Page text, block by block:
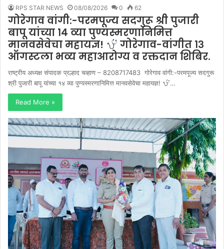
RPS STAR NEWS 08/08/2026 0 62
गोरेगाव वांगी:-परमपूज्य सदगुरू श्री पुजारी
बापू यांच्या १४ व्या पुण्यस्मरणानिमित्त
मानवसेवेचा महायज्ञ!
गोरेगाव-वांगीत १३
ऑगस्टला भव्य महाआरोग्य व रक्तदान शिबिर.
राष्ट्रीय अध्यक्ष संपादक प्रल्हाद चव्हाण – 8208717483 गोरेगाव वांगी:-परमपूज्य सदगुरू
श्री पुजारी बापू यांच्या १४ व्या पुण्यस्मरणानिमित्त मानवसेवेचा महायज्ञ!
…
Read More »